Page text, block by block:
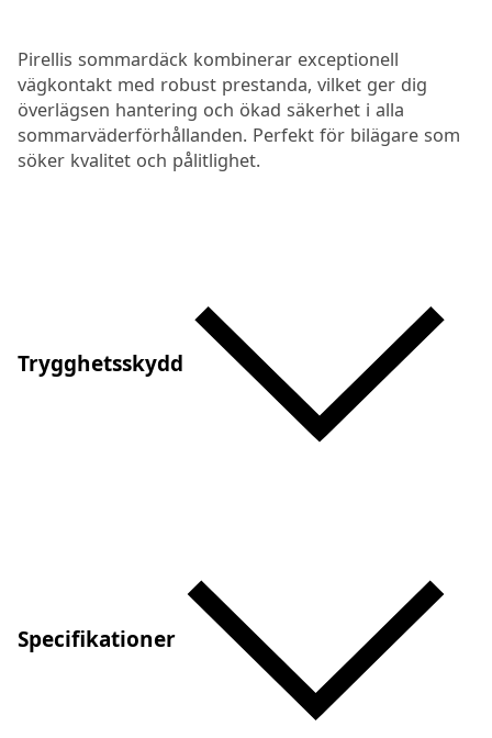
Pirellis sommardäck kombinerar exceptionell
vägkontakt med robust prestanda, vilket ger dig
överlägsen hantering och ökad säkerhet i alla
sommarväderförhållanden. Perfekt för bilägare som
söker kvalitet och pålitlighet.
Trygghetsskydd
Specifikationer